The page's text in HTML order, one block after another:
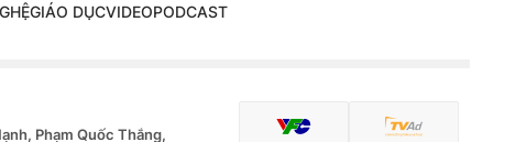
GIÁO DỤCVIDEOPODCAST
Phạm Quốc Thắng,